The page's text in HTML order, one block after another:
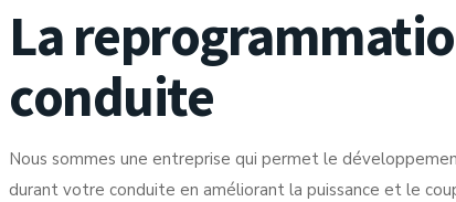
La
conduite
Nous sommes une entreprise qui permet le
durant votre conduite en améliorant la puissance et le